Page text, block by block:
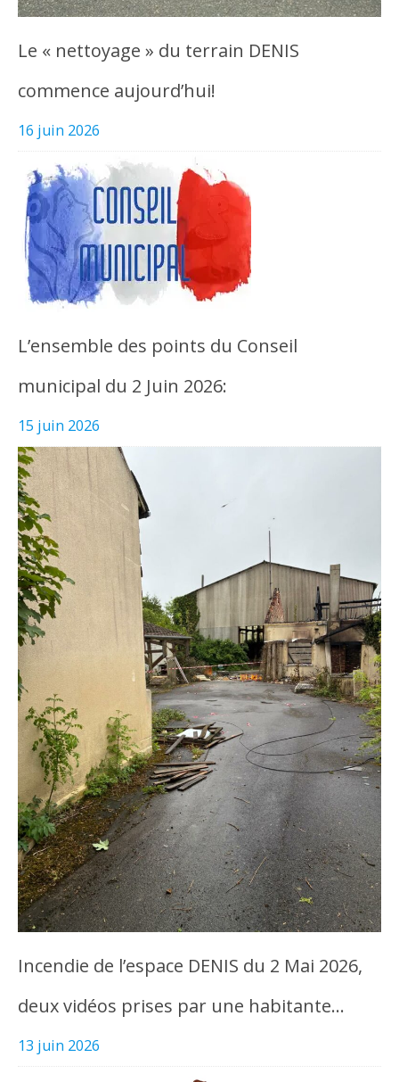
Le « nettoyage » du terrain DENIS
commence aujourd’hui!
16 juin 2026
L’ensemble des points du Conseil
municipal du 2 Juin 2026:
15 juin 2026
Incendie de l’espace DENIS du 2 Mai 2026,
deux vidéos prises par une habitante…
13 juin 2026